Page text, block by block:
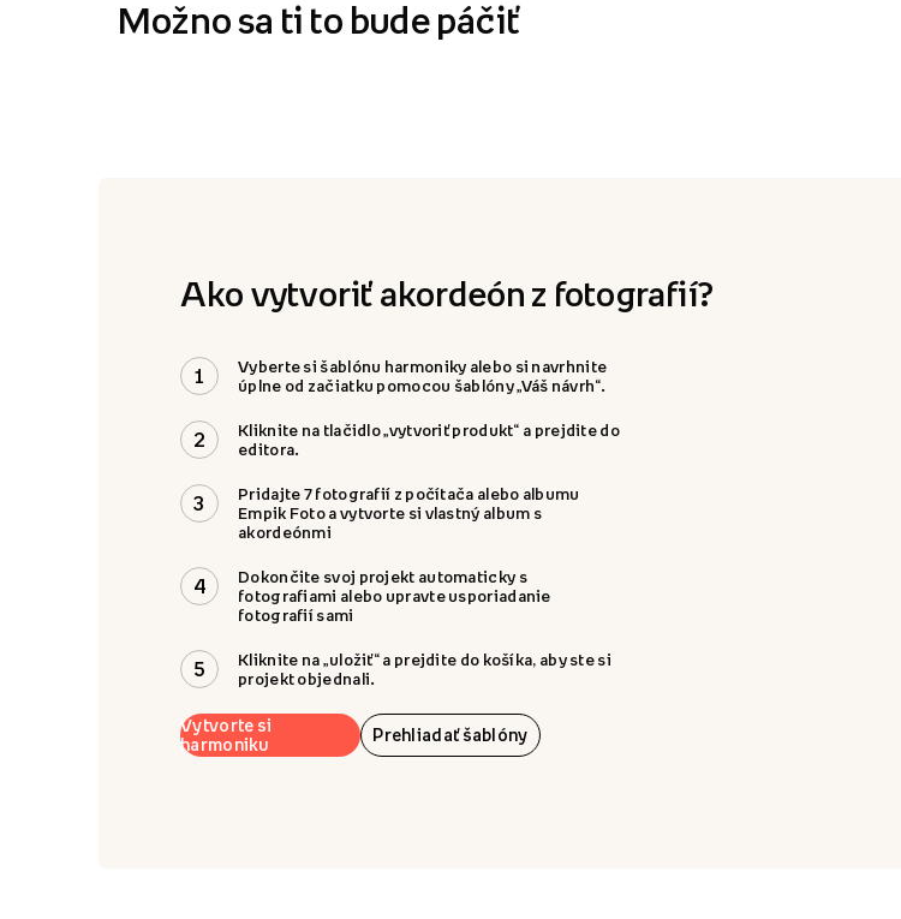
Možno sa ti to bude páčiť
Ako vytvoriť akordeón z fotografií?
1
Vyberte si šablónu harmoniky alebo si navrhnite
úplne od začiatku pomocou šablóny „Váš návrh“.
2
Kliknite na tlačidlo „vytvoriť produkt“ a prejdite do
editora.
3
Pridajte 7 fotografií z počítača alebo albumu
Empik Foto a vytvorte si vlastný album s
akordeónmi
4
Dokončite svoj projekt automaticky s
fotografiami alebo upravte usporiadanie
fotografií sami
5
Kliknite na „uložiť“ a prejdite do košíka, aby ste si
projekt objednali.
Vytvorte si
harmoniku
Prehliadať šablóny